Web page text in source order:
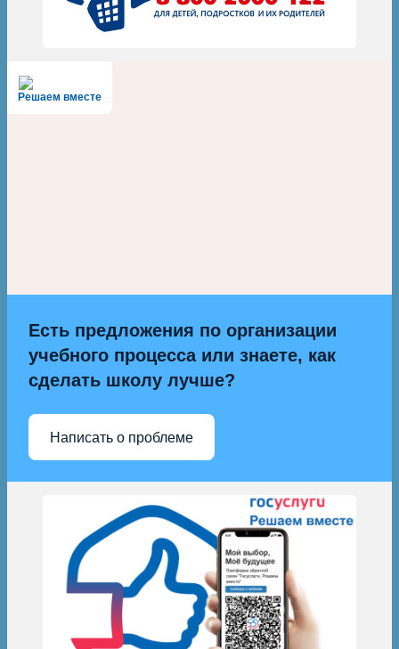
Решаем вместе
Есть предложения по организации
учебного процесса или знаете, как
сделать школу лучше?
Написать о проблеме